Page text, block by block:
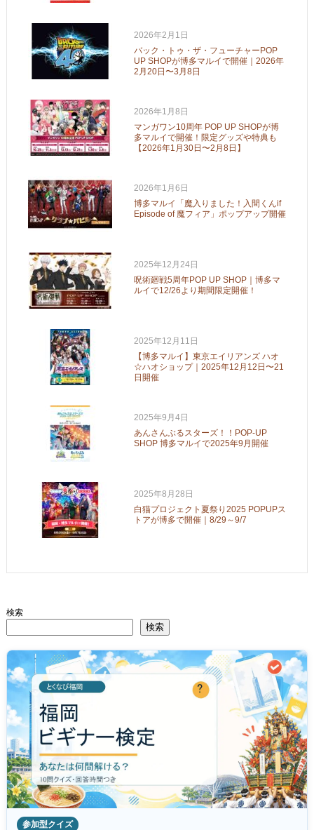
2026年2月1日
バック・トゥ・ザ・フューチャーPOP
UP SHOPが博多マルイで開催｜2026年
2月20日〜3月8日
2026年1月8日
マンガワン10周年 POP UP SHOPが博
多マルイで開催！限定グッズや特典も
【2026年1月30日〜2月8日】
2026年1月6日
博多マルイ「魔入りました！入間くんif
Episode of 魔フィア」ポップアップ開催
2025年12月24日
呪術廻戦5周年POP UP SHOP｜博多マ
ルイで12/26より期間限定開催！
2025年12月11日
【博多マルイ】東京エイリアンズ ハオ
☆ハオショップ｜2025年12月12日〜21
日開催
2025年9月4日
あんさんぶるスターズ！！POP-UP
SHOP 博多マルイで2025年9月開催
2025年8月28日
白猫プロジェクト夏祭り2025 POPUPス
トアが博多で開催｜8/29～9/7
検索
検索
参加型クイズ